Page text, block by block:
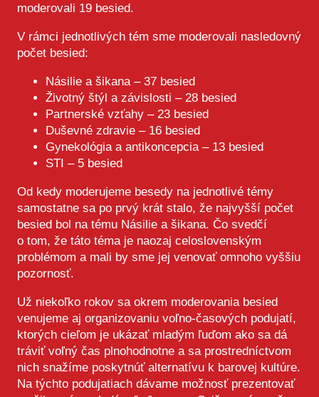
moderovali 19 besied.
V rámci jednotlivých tém sme moderovali nasledovný
počet besied:
Násilie a šikana – 37 besied
Životný štýl a závislosti – 28 besied
Partnerské vzťahy – 23 besied
Duševné zdravie – 16 besied
Gynekológia a antikoncepcia – 13 besied
STI – 5 besied
Od kedy moderujeme besedy na jednotlivé témy
samostatne sa po prvý krát stalo, že najvyšší počet
besied bol na tému Násilie a šikana. Čo svedčí
o tom, že táto téma je naozaj celoslovenským
problémom a mali by sme jej venovať omnoho vyššiu
pozornosť.
Už niekoľko rokov sa okrem moderovania besied
venujeme aj organizovaniu voľno-časových podujatí,
ktorých cieľom je ukázať mladým ľuďom ako sa dá
tráviť voľný čas plnohodnotne a sa prostredníctvom
nich snažíme poskytnúť alternatívu k barovej kultúre.
Na týchto podujatiach dávame možnosť prezentovať